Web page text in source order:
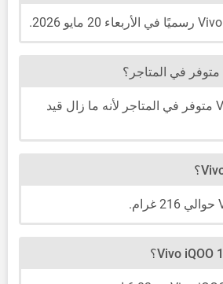
نعم، Vivo iQOO 15T متوفر في المتاجر لأنه ما زال قيد